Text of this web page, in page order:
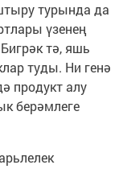
турында да
үзенең
тә, яшь
туды. Ни генә
продукт алу
берәмлеге